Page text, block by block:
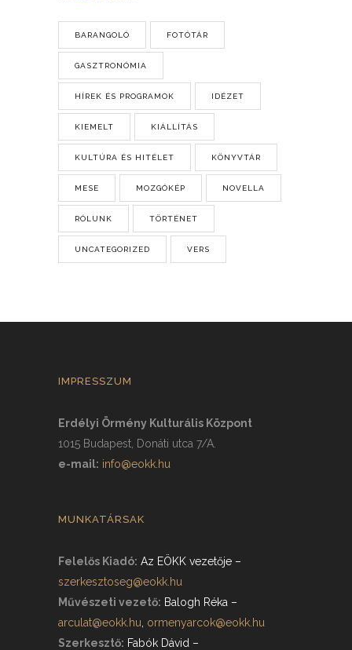
BARANGOLÓ FOTÓTÁR
GASZTRONÓMIA
HÍREK ÉS PROGRAMOK IDÉZET
KIEMELT KIÁLLÍTÁS
KULTÚRA ÉS HITÉLET KÖNYVTÁR
MESE MOZGÓKÉP NOVELLA
RÓLUNK TÖRTÉNET
UNCATEGORIZED VERS
IMPRESSZUM
Erdélyi Örmény Kulturális Központ
1015 Budapest, Donáti utca 7/A.
e-mail: info@eokk.hu
MUNKATÁRSAK
Felelős Kiadó: Az EÖKK vezetője –
szerkesztoseg@eokk.hu
Művészeti vezető: Balogh Réka –
arculat@eokk.hu ormenyarcok@eokk.hu
Szerkesztő: Fabók Dávid –